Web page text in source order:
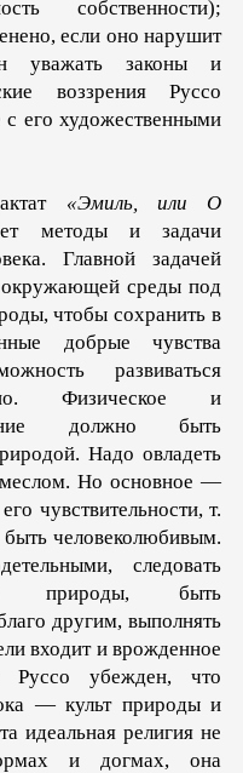
собственности);
если оно нарушит
уважать законы и
воззрения Руссо
с его художественными
«Эмиль, или О
методы и задачи
Главной задачей
окружающей среды под
чтобы сохранить в
добрые чувства
развиваться
Физическое и
должно быть
Надо овладеть
Но основное —
чувствительности, т.
человеколюбивым.
следовать
природы, быть
другим, выполнять
входит и врожденное
Руссо убежден, что
— культ природы и
идеальная религия не
и догмах, она